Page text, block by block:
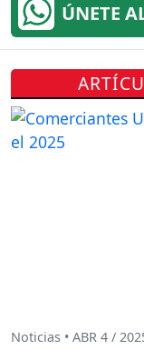
ÚNETE
Noticias • ABR 4 /